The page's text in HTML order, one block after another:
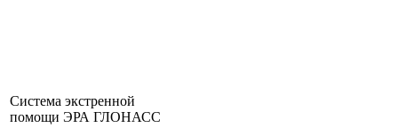
Система экстренной
помощи ЭРА ГЛОНАСС